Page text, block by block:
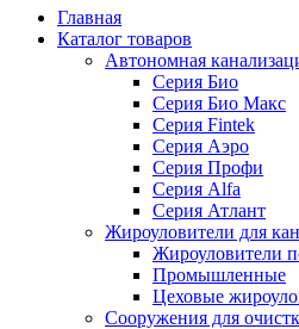
Главная
Каталог товаров
Автономная
Серия Био
Серия Био Макс
Серия Fintek
Серия Аэро
Серия Профи
Серия Alfa
Серия Атлант
Жироуловители для
Жироуловители
Промышленные
Цеховые
Сооружения для